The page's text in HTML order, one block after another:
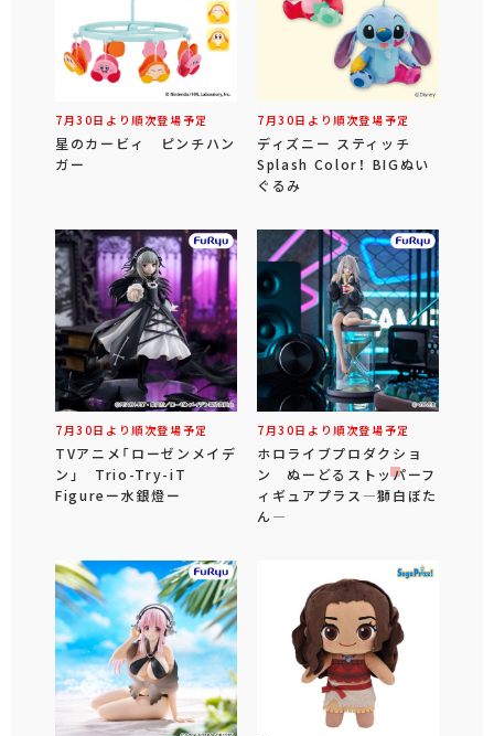
7月30日より順次登場予定
星のカービィ ピンチハン
ガー
7月30日より順次登場予定
ディズニー スティッチ
Splash Color！ BIGぬい
ぐるみ
7月30日より順次登場予定
TVアニメ「ローゼンメイデ
ン」 Trio-Try-iT
Figureー水銀燈ー
7月30日より順次登場予定
ホロライブプロダクショ
ン ぬーどるストッパーフ
ィギュアプラス―獅白ぼた
ん―